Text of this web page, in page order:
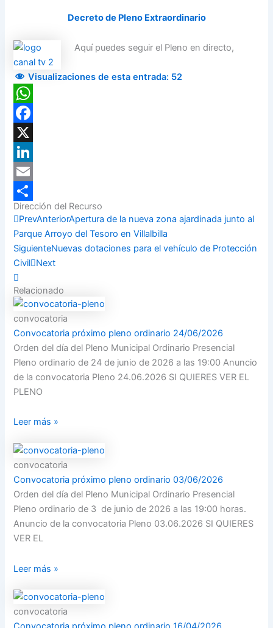
Decreto de Pleno Extraordinario
Aquí puedes seguir el Pleno en directo,
Visualizaciones de esta entrada: 52
WhatsApp
Facebook
X
LinkedIn
Email
Compartir
Dirección del Recurso
PrevAnteriorApertura de la nueva zona ajardinada junto al
Parque Arroyo del Tesoro en Villalbilla
SiguienteNuevas dotaciones para el vehículo de Protección
Civil Next
Relacionado
convocatoria
Convocatoria próximo pleno ordinario 24/06/2026
Orden del día del Pleno Municipal Ordinario Presencial
Pleno ordinario de 24 de junio de 2026 a las 19:00 Anuncio
de la convocatoria Pleno 24.06.2026 SI QUIERES VER EL
PLENO
Leer más »
convocatoria
Convocatoria próximo pleno ordinario 03/06/2026
Orden del día del Pleno Municipal Ordinario Presencial
Pleno ordinario de 3 de junio de 2026 a las 19:00 horas.
Anuncio de la convocatoria Pleno 03.06.2026 SI QUIERES
VER EL
Leer más »
convocatoria